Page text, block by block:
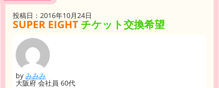
投稿日：2016年10月24日
SUPER EIGHT チケット交換希望
by みみみ
大阪府 会社員 60代